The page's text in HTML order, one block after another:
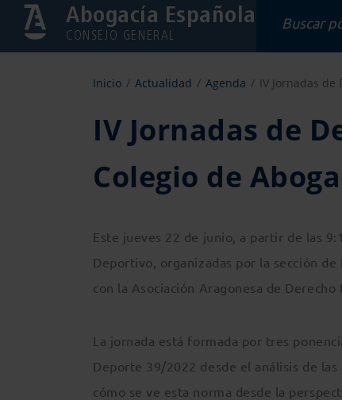
Abogacía Española
CONSEJO GENERAL
Inicio Actualidad Agenda IV Jornadas
IV Jornadas de
Colegio de
Este jueves 22 de junio, a partir de las
Deportivo, organizadas por la sección
con la Asociación Aragonesa de Derecho
La jornada está formada por tres
Deporte 39/2022 desde el análisis de
cómo se ve esta norma desde la